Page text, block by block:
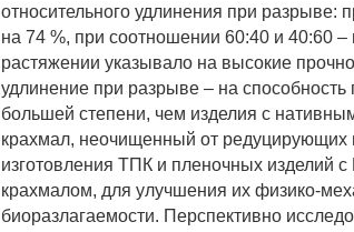
относительного удлинения при разрыве:
на 74 %, при соотношении 60:40 и 40:60
растяжении указывало на высокие
удлинение при разрыве – на способность
большей степени, чем изделия с
крахмал, неочищенный от редуцирующих
изготовления ТПК и пленочных
крахмалом, для улучшения их физико-
биоразлагаемости. Перспективно